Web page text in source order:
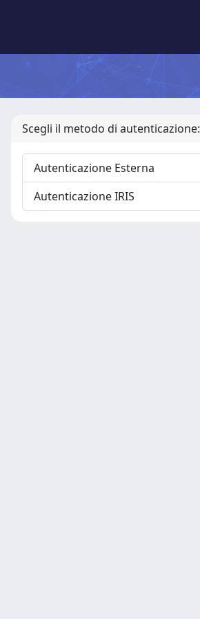
Scegli il metodo di autenticazione:
Autenticazione Esterna
Autenticazione IRIS